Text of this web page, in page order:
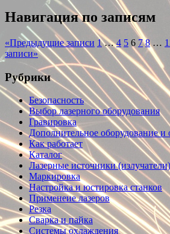
Навигация по записям
«Предыдущие записи 1 … 4 5 6 7 8 …
записи»
Рубрики
Безопасность
Выбор лазерного оборудования
Гравировка
Дополнительное оборудование и
Как работает
Каталог
Лазерные источники (излучатели)
Маркировка
Настройка и юстировка станков
Применеие лазеров
Резка
Сварка и пайка
Системы охлаждения